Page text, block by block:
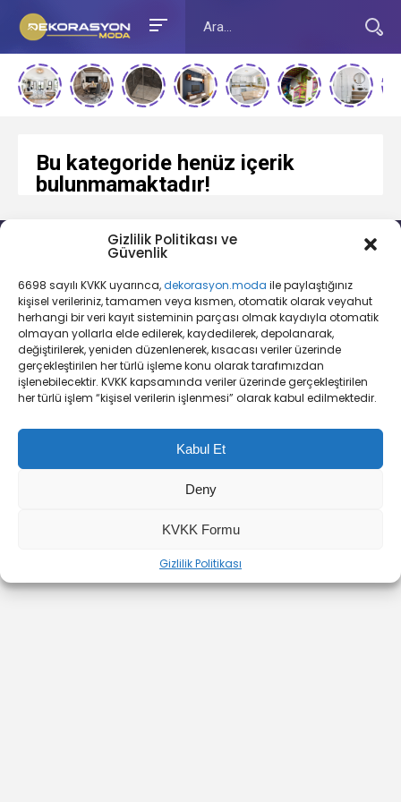
Gizlilik Politikası ve
Güvenlik
6698 sayılı KVKK uyarınca,dekorasyon.moda ile paylaştığınız
kişisel verileriniz, tamamen veya kısmen, otomatik olarak veyahut
herhangi bir veri kayıt sisteminin parçası olmak kaydıyla otomatik
olmayan yollarla elde edilerek, kaydedilerek, depolanarak,
değiştirilerek, yeniden düzenlenerek, kısacası veriler üzerinde
gerçekleştirilen her türlü işleme konu olarak tarafımızdan
işlenebilecektir. KVKK kapsamında veriler üzerinde gerçekleştirilen
her türlü işlem “kişisel verilerin işlenmesi” olarak kabul edilmektedir.
Kabul Et
Deny
KVKK Formu
Gizlilik Politikası
Bu kategoride henüz içerik
bulunmamaktadır!
YOUTUBEINSTAGRAMİLETİŞİM